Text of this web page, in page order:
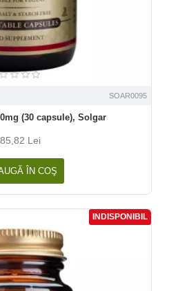
SOAR0095
(30 capsule), Solgar
Lei
ÎN COŞ
INDISPONIBIL